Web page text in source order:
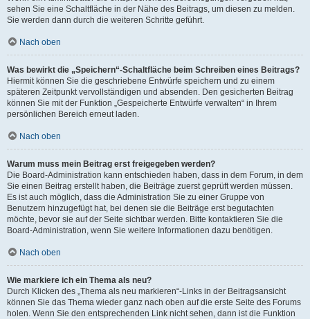
sehen Sie eine Schaltfläche in der Nähe des Beitrags, um diesen zu melden.
Sie werden dann durch die weiteren Schritte geführt.
Nach oben
Was bewirkt die „Speichern“-Schaltfläche beim Schreiben eines Beitrags?
Hiermit können Sie die geschriebene Entwürfe speichern und zu einem
späteren Zeitpunkt vervollständigen und absenden. Den gesicherten Beitrag
können Sie mit der Funktion „Gespeicherte Entwürfe verwalten“ in Ihrem
persönlichen Bereich erneut laden.
Nach oben
Warum muss mein Beitrag erst freigegeben werden?
Die Board-Administration kann entschieden haben, dass in dem Forum, in dem
Sie einen Beitrag erstellt haben, die Beiträge zuerst geprüft werden müssen.
Es ist auch möglich, dass die Administration Sie zu einer Gruppe von
Benutzern hinzugefügt hat, bei denen sie die Beiträge erst begutachten
möchte, bevor sie auf der Seite sichtbar werden. Bitte kontaktieren Sie die
Board-Administration, wenn Sie weitere Informationen dazu benötigen.
Nach oben
Wie markiere ich ein Thema als neu?
Durch Klicken des „Thema als neu markieren“-Links in der Beitragsansicht
können Sie das Thema wieder ganz nach oben auf die erste Seite des Forums
holen. Wenn Sie den entsprechenden Link nicht sehen, dann ist die Funktion